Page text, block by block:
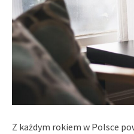
Z każdym rokiem w Polsce